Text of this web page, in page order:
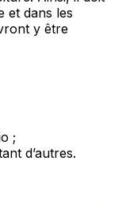
et dans les
y être
;
d’autres.